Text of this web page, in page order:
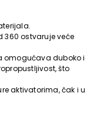
360 ostvaruje veće
omogućava duboko i
što
aktivatorima, čak i u